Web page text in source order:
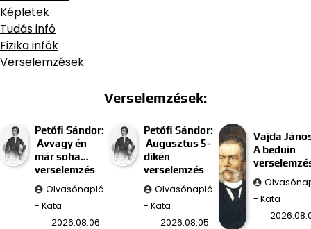
Képletek
Tudás infó
Fizika infók
Verselemzések
Verselemzések:
Petőfi Sándor:
Avvagy én
már soha…
verselemzés
Olvasónapló
- Kata
2026.08.06.
Petőfi Sándor:
Augusztus 5-
dikén
verselemzés
Olvasónapló
- Kata
2026.08.05.
Vajda
A beduin
- Kata